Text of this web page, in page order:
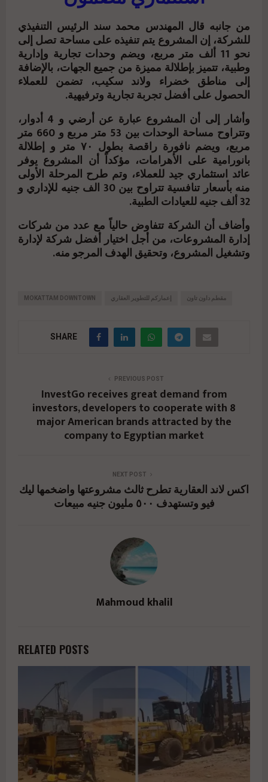
من جانبه قال المهندس محمد سند الرئيس التنفيذي
للشركة، إن المشروع يتم تنفيذه على مساحة تصل إلى
نحو 11 ألف متر مربع، ويضم وحدات تجارية وإدارية
وطبية، تتميز بإطلالة مميزة من جميع الجهات، بالإضافة
إلى مناطق خضراء ولاند سكيب، تضمن للعملاء
الحصول على أفضل تجربة تجارية وترفيهية.
وأشار إلى أن المشروع عبارة عن أرضي و 4 أدوار،
وتتراوح مساحة الوحدات بين 53 متر مربع و 660 متر
مربع، ويضم نافورة راقصة بطول ٧٠ متر و إطلالة
بانورامية على الأهرامات، مؤكداً أن المشروع يوفر
عائد استثماري جيد للعملاء، وتم طرح المرحلة الأولى
منه بأسعار تنافسية تتراوح بين 30 الف جنيه للإداري و
32 ألف جنيه للعيادات الطبية.
وأضاف أن الشركة تتفاوض حالياً مع عدد من شركات
إدارة المشروعات، من أجل اختيار أفضل شركة لإدارة
وتشغيل المشروع، وتحقيق الهدف المرجو منه.
MOKATTAM DOWNTOWN إعماركم للتطوير العقاري مقطم داون تاون
SHARE
PREVIOUS POST
InvestGo receives great demand from
investors, developers to cooperate with 8
major American brands attracted by the
company to Egyptian market
NEXT POST
اكس لاند العقارية تطرح ثالث مشروعتها واضخمها ليك
فيو وتستهدف ٥٠٠ مليون جنيه مبيعات
Mahmoud khalil
RELATED POSTS